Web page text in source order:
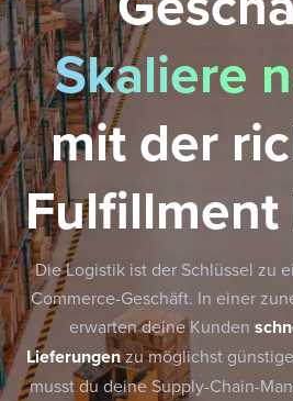
Skaliere
mit der
Fulfillment
Die Logistik ist der Schlüssel zu
Commerce-Geschäft. In einer
erwarten deine Kunden
Lieferungenzu möglichst
musst du deine Supply-Chain-